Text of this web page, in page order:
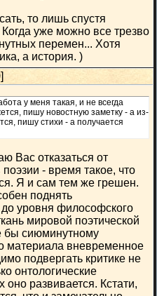
то лишь спустя
уже можно все трезво
перемен... Хотя
а история. )
у меня такая, и не всегда
пишу новостную заметку - а из-
пишу стихи - а получается
Вас отказаться от
- время такое, что
Я и сам тем же грешен.
поднять
уровня философского
мировой поэтической
бы сиюминутному
материала вневременное
подвергать критике не
онтологические
развивается. Кстати,